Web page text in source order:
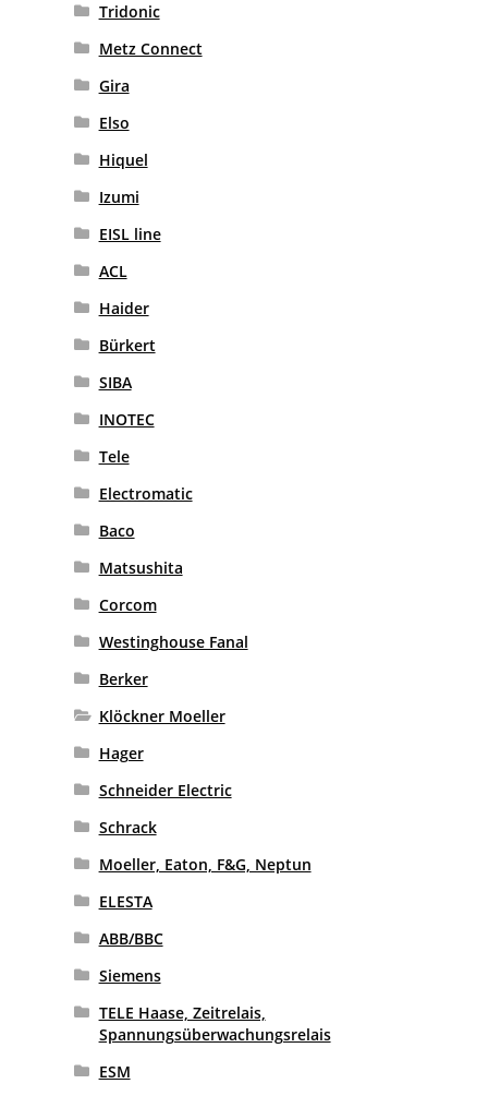
Tridonic
Metz Connect
Gira
Elso
Hiquel
Izumi
EISL line
ACL
Haider
Bürkert
SIBA
INOTEC
Tele
Electromatic
Baco
Matsushita
Corcom
Westinghouse Fanal
Berker
Klöckner Moeller
Hager
Schneider Electric
Schrack
Moeller, Eaton, F&G, Neptun
ELESTA
ABB/BBC
Siemens
TELE Haase, Zeitrelais,
Spannungsüberwachungsrelais
ESM